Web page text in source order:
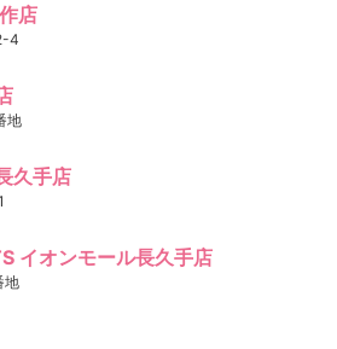
店
4
地
久手店
イオンモール長久手店
地